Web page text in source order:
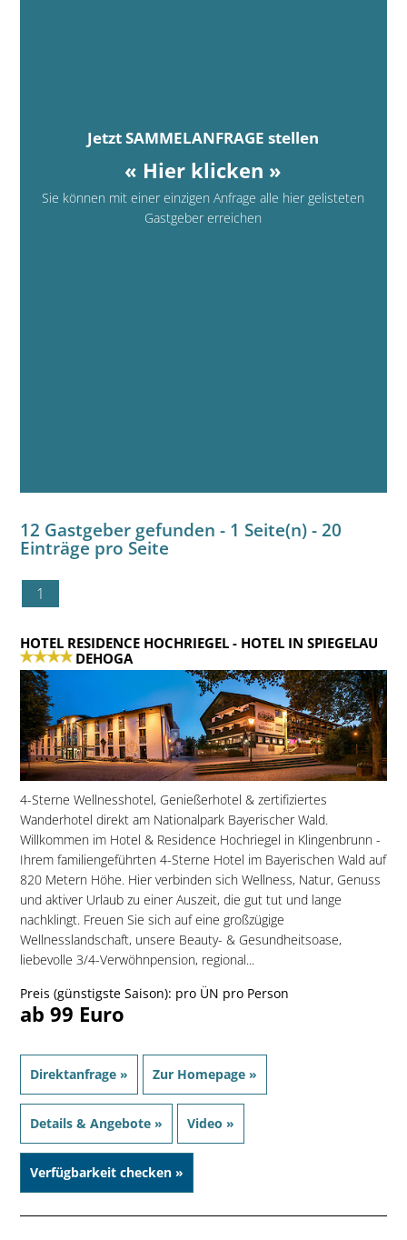
Jetzt SAMMELANFRAGE stellen
« Hier klicken »
Sie können mit einer einzigen Anfrage alle hier gelisteten
Gastgeber erreichen
12 Gastgeber gefunden - 1 Seite(n) - 20
Einträge pro Seite
1
HOTEL RESIDENCE HOCHRIEGEL- HOTEL IN SPIEGELAU
DEHOGA
4-Sterne Wellnesshotel, Genießerhotel & zertifiziertes
Wanderhotel direkt am Nationalpark Bayerischer Wald.
Willkommen im Hotel & Residence Hochriegel in Klingenbrunn -
Ihrem familiengeführten 4-Sterne Hotel im Bayerischen Wald auf
820 Metern Höhe. Hier verbinden sich Wellness, Natur, Genuss
und aktiver Urlaub zu einer Auszeit, die gut tut und lange
nachklingt. Freuen Sie sich auf eine großzügige
Wellnesslandschaft, unsere Beauty- & Gesundheitsoase,
liebevolle 3/4-Verwöhnpension, regional...
Preis (günstigste Saison): pro ÜN pro Person
ab 99 Euro
Direktanfrage » Zur Homepage »
Details & Angebote » Video »
Verfügbarkeit checken »